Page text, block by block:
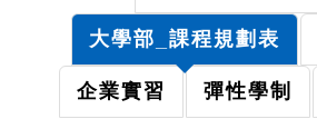
大學部_課程規劃表
企業實習 彈性學制